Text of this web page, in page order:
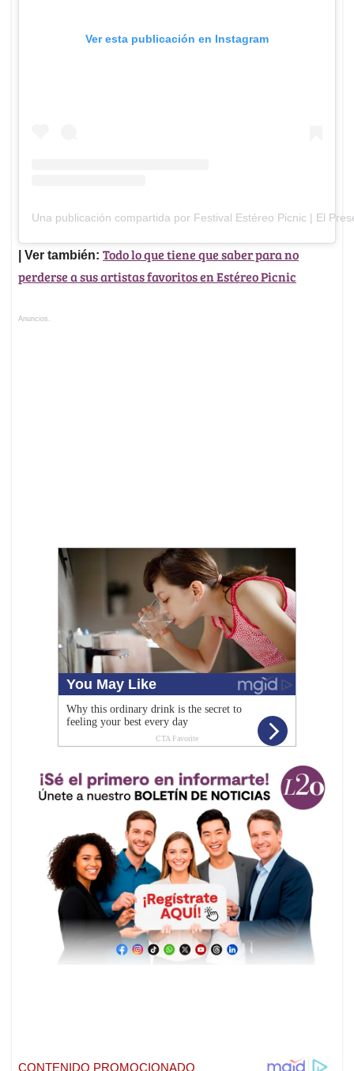
Ver esta publicación en Instagram
Una publicación compartida por Festival Estéreo Picnic | El
| Ver también: Todo lo que tiene que saber para no
perderse a sus artistas favoritos en Estéreo Picnic
Anuncios.